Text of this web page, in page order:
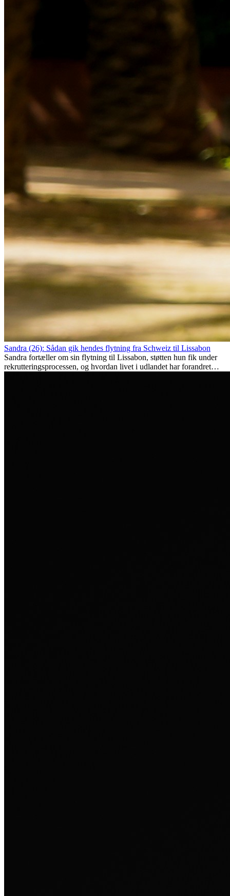
Sandra (26): Sådan gik hendes flytning fra Schweiz til Lissabon
Sandra fortæller om sin flytning til Lissabon, støtten hun fik under
rekrutteringsprocessen, og hvordan livet i udlandet har forandret